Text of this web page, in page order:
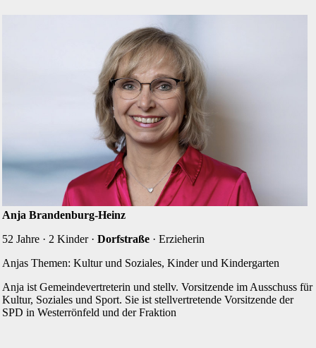
Anja Brandenburg-Heinz
52 Jahre · 2 Kinder · Dorfstraße · Erzieherin
Anjas Themen: Kultur und Soziales, Kinder und Kindergarten
Anja ist Gemeinde­vertreterin und stellv. Vorsitzende im Ausschuss für
Kultur, Soziales und Sport. Sie ist stellvertretende Vorsitzende der
SPD in Wester­rön­feld und der Fraktion